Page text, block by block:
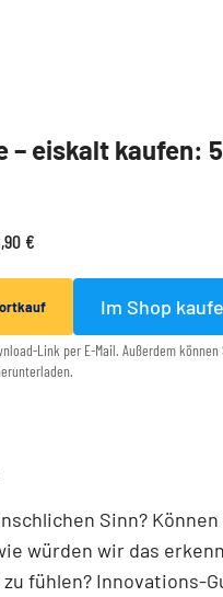
– eiskalt kaufen:
€
Im Shop
Link per E-Mail. Außerdem
Sinn? Können
würden wir das
fühlen? Innovations-